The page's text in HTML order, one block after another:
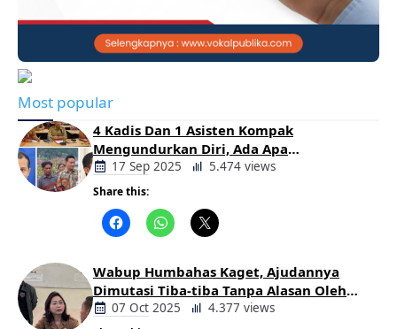
Most popular
4 Kadis Dan 1 Asisten Kompak
Mengundurkan Diri, Ada Apa
Pemerintahan Oloan
17 Sep 2025 5.474 views
Share this:
Wabup Humbahas Kaget, Ajudannya
Dimutasi Tiba-tiba Tanpa Alasan Oleh
Bupati
07 Oct 2025 4.377 views